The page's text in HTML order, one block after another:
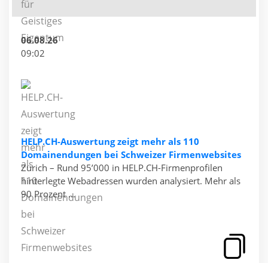
06.08.26
09:02
HELP.CH-Auswertung zeigt mehr als 110
Domainendungen bei Schweizer Firmenwebsites
Zürich – Rund 95’000 in HELP.CH-Firmenprofilen
hinterlegte Webadressen wurden analysiert. Mehr als
90 Prozent ...